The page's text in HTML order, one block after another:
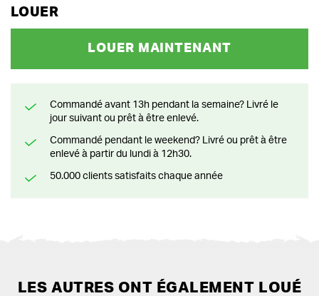
LOUER
LOUER MAINTENANT
Commandé avant 13h pendant la semaine? Livré le
jour suivant ou prêt à être enlevé.
Commandé pendant le weekend? Livré ou prêt à être
enlevé à partir du lundi à 12h30.
50.000 clients satisfaits chaque année
LES AUTRES ONT ÉGALEMENT LOUÉ